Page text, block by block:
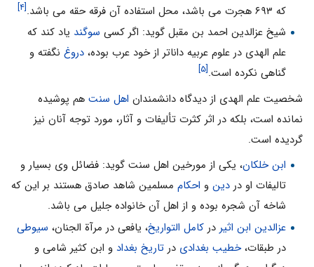
که ۶۹۳ هجرت می باشد، محل استفاده آن فرقه حقه می باشد.
[۴]
شیخ عزالدین احمد بن مقبل گوید: اگر کسی سوگند یاد کند که
علم الهدی در علوم عربیه داناتر از خود عرب بوده، دروغنگفته و
گناهی نکرده است.[۵]
شخصیت علم الهدی از دیدگاه دانشمندان اهل سنت هم پوشیده
نمانده است، بلکه در اثر کثرت تألیفات و آثار، مورد توجه آنان نیز
گردیده است.
ابن خلکان، یکی از مورخین اهل سنت گوید: فضائل وی بسیار و
تالیفات او در دینو احکاممسلمین شاهد صادق هستند بر این که
شاخه آن شجره بوده و از اهل آن خانواده جلیل می باشد.
عزالدین ابن اثیردر کامل التواریخ، یافعی در مرآة الجنان، سیوطی
در طبقات،خطیب بغدادی در تاریخ بغداد و ابن کثیر شامی و